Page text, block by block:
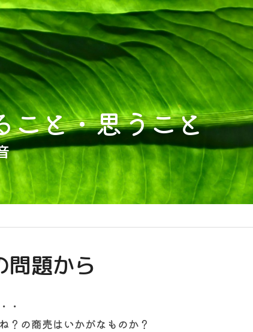
こと・思うこと
問題から
・
？の商売はいかがなものか？